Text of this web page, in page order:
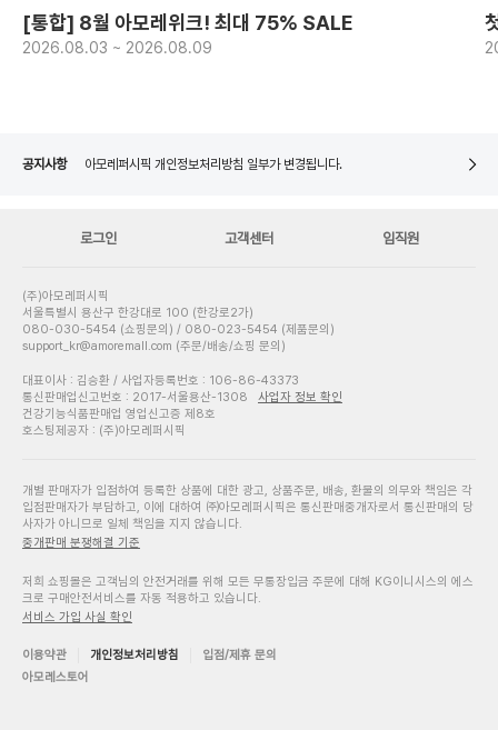
[통합] 8월 아모레위크! 최대 75% SALE
2026.08.03 ~ 2026.08.09
공지사항
아모레퍼시픽 개인정보처리방침 일부가 변경됩니다.
로그인 고객센터 임직원
(주)아모레퍼시픽
서울특별시 용산구 한강대로 100 (한강로2가)
080-030-5454 (쇼핑문의) / 080-023-5454 (제품문의)
support_kr@amoremall.com (주문/배송/쇼핑 문의)
대표이사 : 김승환 / 사업자등록번호 : 106-86-43373
통신판매업신고번호 : 2017-서울용산-1308
사업자 정보 확인
건강기능식품판매업 영업신고증 제8호
호스팅제공자 : (주)아모레퍼시픽
개별 판매자가 입점하여 등록한 상품에 대한 광고, 상품주문, 배송, 환불의 의무와 책임은 각
입점판매자가 부담하고, 이에 대하여 ㈜아모레퍼시픽은 통신판매중개자로서 통신판매의 당
사자가 아니므로 일체 책임을 지지 않습니다.
중개판매 분쟁해결 기준
저희 쇼핑몰은 고객님의 안전거래를 위해 모든 무통장입금 주문에 대해 KG이니시스의 에스
크로 구매안전서비스를 자동 적용하고 있습니다.
서비스 가입 사실 확인
이용약관 개인정보처리방침
입점/제휴 문의
아모레스토어